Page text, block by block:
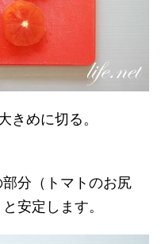
きめに切る。
分（トマトのお尻
安定します。